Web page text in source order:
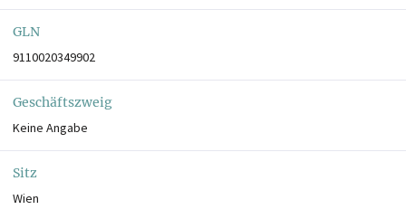
GLN
9110020349902
Geschäftszweig
Keine Angabe
Sitz
Wien